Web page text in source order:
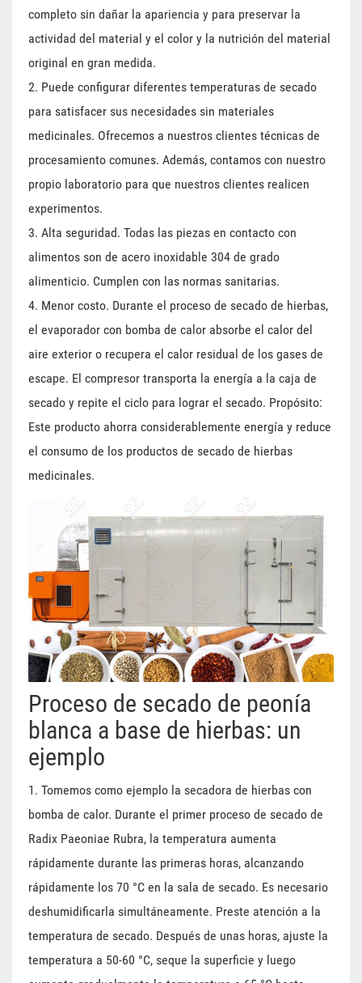
completo sin dañar la apariencia y para preservar la
actividad del material y el color y la nutrición del material
original en gran medida.
2. Puede configurar diferentes temperaturas de secado
para satisfacer sus necesidades sin materiales
medicinales. Ofrecemos a nuestros clientes técnicas de
procesamiento comunes. Además, contamos con nuestro
propio laboratorio para que nuestros clientes realicen
experimentos.
3. Alta seguridad. Todas las piezas en contacto con
alimentos son de acero inoxidable 304 de grado
alimenticio. Cumplen con las normas sanitarias.
4. Menor costo. Durante el proceso de secado de hierbas,
el evaporador con bomba de calor absorbe el calor del
aire exterior o recupera el calor residual de los gases de
escape. El compresor transporta la energía a la caja de
secado y repite el ciclo para lograr el secado. Propósito:
Este producto ahorra considerablemente energía y reduce
el consumo de los productos de secado de hierbas
medicinales.
Proceso de secado de peonía
blanca a base de hierbas: un
ejemplo
1. Tomemos como ejemplo la secadora de hierbas con
bomba de calor. Durante el primer proceso de secado de
Radix Paeoniae Rubra, la temperatura aumenta
rápidamente durante las primeras horas, alcanzando
rápidamente los 70 °C en la sala de secado. Es necesario
deshumidificarla simultáneamente. Preste atención a la
temperatura de secado. Después de unas horas, ajuste la
temperatura a 50-60 °C, seque la superficie y luego